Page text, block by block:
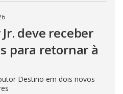
deve receber
para retornar à
Destino em dois novos